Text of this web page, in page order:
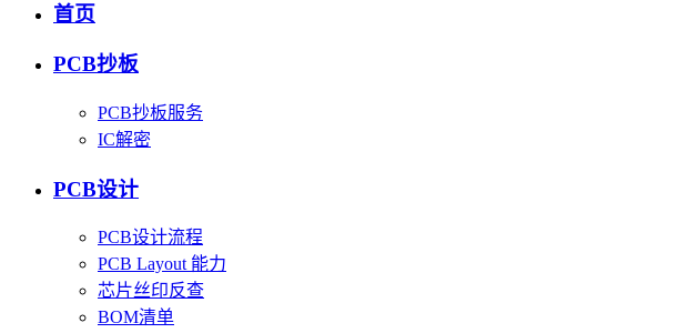
首页
PCB抄板
PCB抄板服务
IC解密
PCB设计
PCB设计流程
PCB Layout 能力
芯片丝印反查
BOM清单